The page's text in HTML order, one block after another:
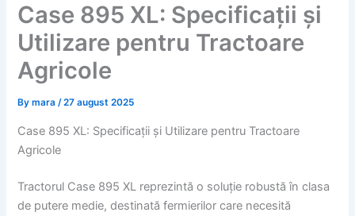
Case 895 XL: Specificații și
Utilizare pentru Tractoare
Agricole
Bymara/27 august 2025
Case 895 XL: Specificații și Utilizare pentru Tractoare
Agricole
Tractorul Case 895 XL reprezintă o soluție robustă în clasa
de putere medie, destinată fermierilor care necesită